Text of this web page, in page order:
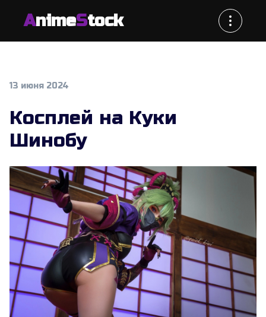
AnimeStock
13 июня 2024
Косплей на Куки
Шинобу